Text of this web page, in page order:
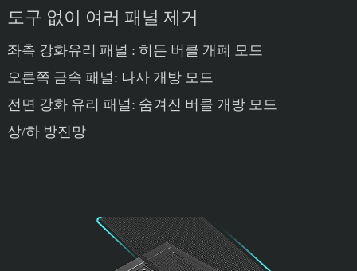
도구 없이 여러 패널 제거
좌측 강화유리 패널 : 히든 버클 개폐 모드
오른쪽 금속 패널: 나사 개방 모드
전면 강화 유리 패널: 숨겨진 버클 개방 모드
상/하 방진망